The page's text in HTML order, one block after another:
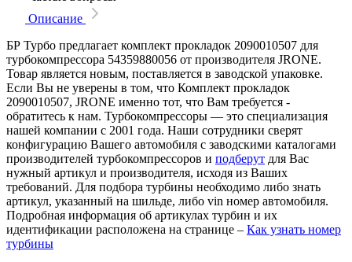
Описание
БР Турбо предлагает комплект прокладок 2090010507 для
турбокомпрессора 54359880056 от производителя JRONE.
Товар является новым, поставляется в заводской упаковке.
Если Вы не уверены в том, что Комплект прокладок
2090010507, JRONE именно тот, что Вам требуется -
обратитесь к нам. Турбокомпрессоры — это специализация
нашей компании с 2001 года. Наши сотрудники сверят
конфигурацию Вашего автомобиля с заводскими каталогами
производителей турбокомпрессоров и подберут для Вас
нужный артикул и производителя, исходя из Ваших
требований. Для подбора турбины необходимо либо знать
артикул, указанный на шильде, либо vin номер автомобиля.
Подробная информация об артикулах турбин и их
идентификации расположена на странице – Как узнать номер
турбины